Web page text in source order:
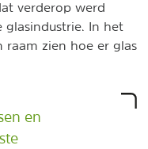
verderop werd
glasindustrie. In het
raam zien hoe er glas
en